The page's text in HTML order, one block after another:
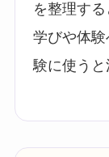
を整理する
学びや体
験に使うと